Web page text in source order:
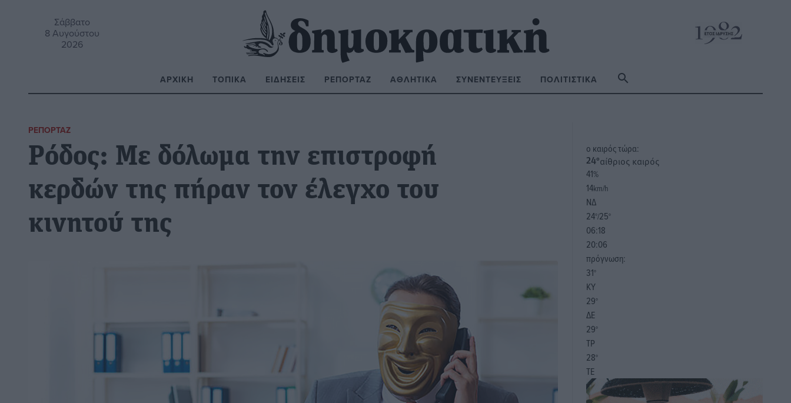
Σάββατο
8 Αυγούστου
2026
ΑΡΧΙΚΉ ΤΟΠΙΚΆ ΕΙΔΉΣΕΙΣ ΡΕΠΟΡΤΆΖ ΑΘΛΗΤΙΚΆ ΣΥΝΕΝΤΕΎΞΕΙΣ ΠΟΛΙΤΙΣΤΙΚΆ
ΡΕΠΟΡΤΆΖ
Ρόδος: Με δόλωμα την επιστροφή
κερδών της πήραν τον έλεγχο του
κινητού της
o καιρός τώρα:
24°αίθριος καιρός
41%
14km/h
ΝΔ
24°/25°
06:18
20:06
πρόγνωση:
31°
ΚΥ
29°
ΔΕ
29°
ΤΡ
28°
ΤΕ